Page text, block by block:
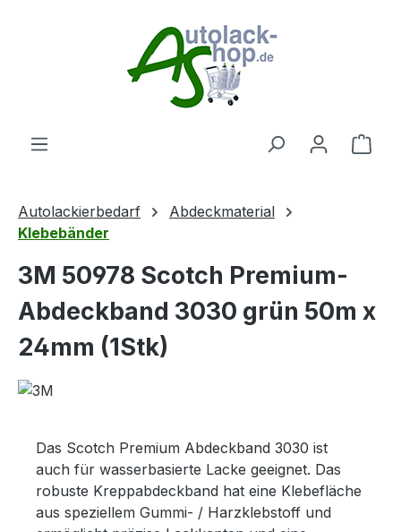
Autolackierbedarf
Abdeckmaterial
Klebebänder
3M 50978 Scotch Premium-
Abdeckband 3030 grün 50m x
24mm (1Stk)
Das Scotch Premium Abdeckband 3030 ist
auch für wasserbasierte Lacke geeignet. Das
robuste Kreppabdeckband hat eine Klebefläche
aus speziellem Gummi- / Harzklebstoff und